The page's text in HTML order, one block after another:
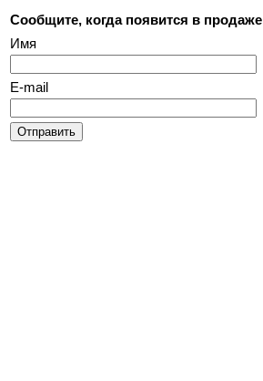
Сообщите, когда появится в продаже
Имя
E-mail